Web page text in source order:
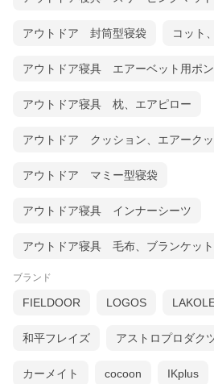
アウトドア 封筒型寝袋 コット
アウトドア寝具 エアーベット用ポ
アウトドア寝具 枕、エアピロー
アウトドア クッション、エアーク
アウトドア マミー型寝袋
アウトドア寝具 インナーシーツ
アウトドア寝具 毛布、ブランケット
ブランド
FIELDOOR LOGOS
和平フレイズ アストロプロダク
カーメイト cocoon IKplus